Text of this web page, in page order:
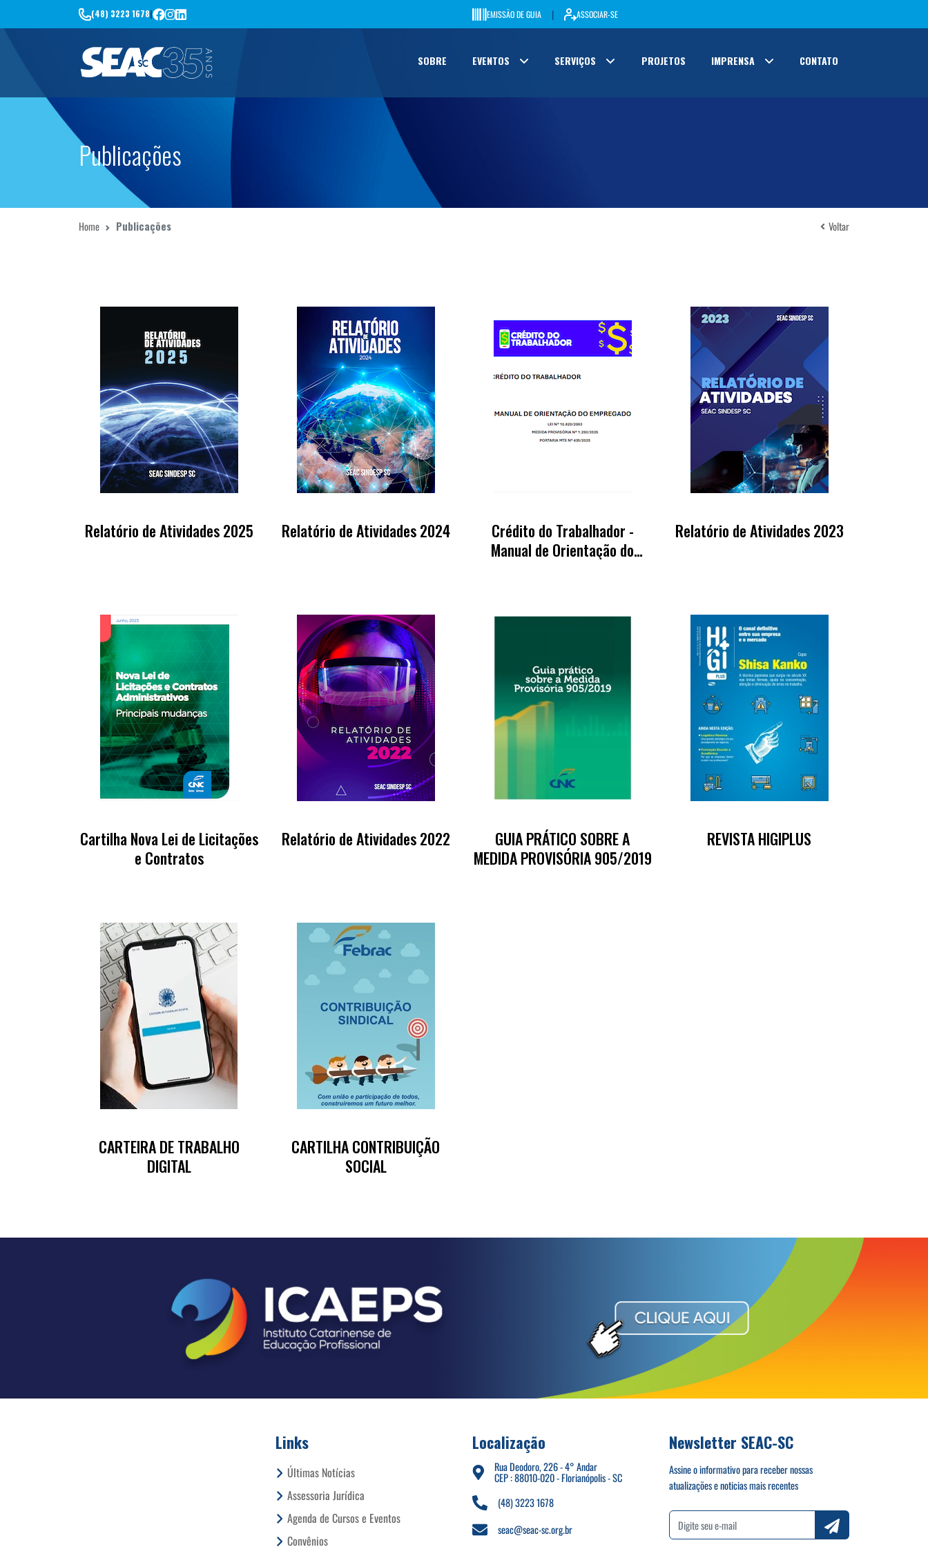
(48) 3223 1678| EMISSÃO DE GUIA | ASSOCIAR-SE
SOBRE EVENTOS SERVIÇOS PROJETOS IMPRENSA CONTATO
Publicações
Home Publicações Voltar
Relatório de Atividades 2025 Relatório de Atividades 2024
Crédito do Trabalhador -
Manual de Orientação do
Relatório de Atividades 2023
Cartilha Nova Lei de Licitações
e Contratos
Relatório de Atividades 2022
GUIA PRÁTICO SOBRE A
MEDIDA PROVISÓRIA 905/2019
REVISTA HIGIPLUS
CARTEIRA DE TRABALHO
DIGITAL
CARTILHA CONTRIBUIÇÃO
SOCIAL
Links
Últimas Notícias
Assessoria Jurídica
Agenda de Cursos e Eventos
Convênios
Localização
Rua Deodoro, 226 - 4° Andar
CEP : 88010-020 - Florianópolis - SC
(48) 3223 1678
seac@seac-sc.org.br
Newsletter SEAC-SC
Assine o informativo para receber nossas
atualizações e noticias mais recentes